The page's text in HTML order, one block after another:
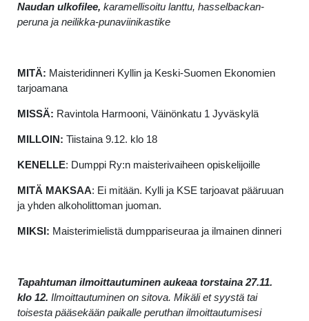
Naudan ulkofilee, karamellisoitu lanttu, hasselbackan-
peruna ja neilikka-punaviinikastike
MITÄ: Maisteridinneri Kyllin ja Keski-Suomen Ekonomien
tarjoamana
MISSÄ: Ravintola Harmooni, Väinönkatu 1 Jyväskylä
MILLOIN: Tiistaina 9.12. klo 18
KENELLE: Dumppi Ry:n maisterivaiheen opiskelijoille
MITÄ MAKSAA: Ei mitään. Kylli ja KSE tarjoavat pääruuan
ja yhden alkoholittoman juoman.
MIKSI: Maisterimielistä dumppariseuraa ja ilmainen dinneri
Tapahtuman ilmoittautuminen aukeaa torstaina 27.11.
klo 12. Ilmoittautuminen on sitova. Mikäli et syystä tai
toisesta pääsekään paikalle peruthan ilmoittautumisesi